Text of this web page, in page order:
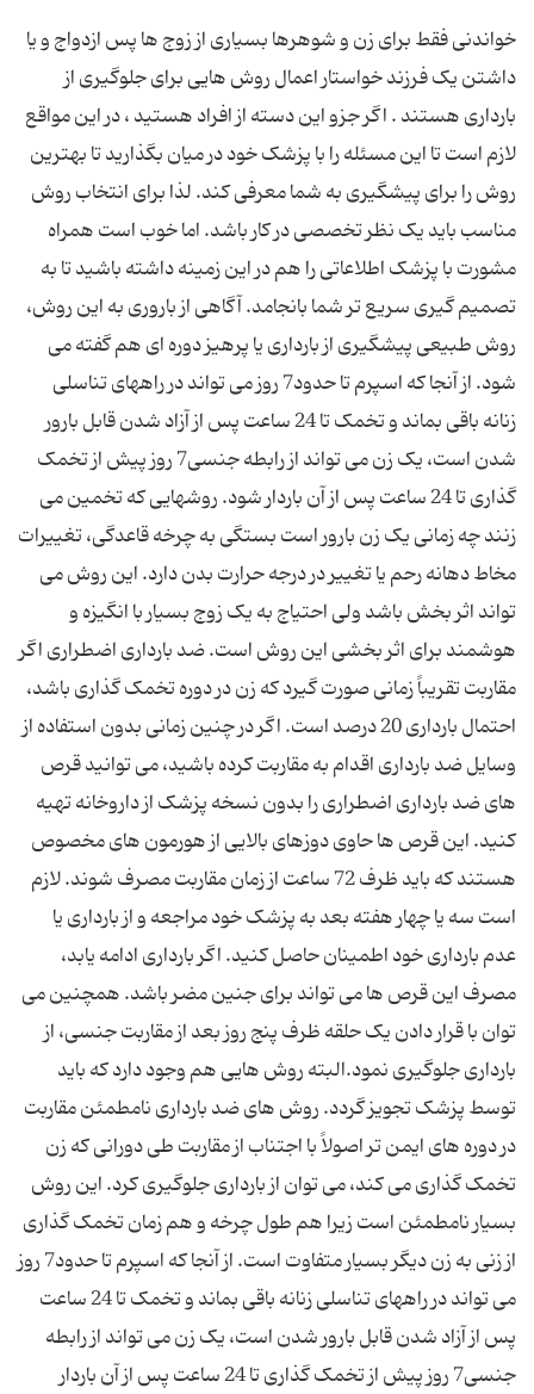
خواندنی فقط برای زن و شوهرها بسیاری از زوج ها پس ازدواج و یا
داشتن یک فرزند خواستار اعمال روش هایی برای جلوگیری از
بارداری هستند . اگر جزو این دسته از افراد هستید ، در این مواقع
لازم است تا این مسئله را با پزشک خود در میان بگذارید تا بهترین
روش را برای پیشگیری به شما معرفی کند. لذا برای انتخاب روش
مناسب باید یک نظر تخصصی در کار باشد. اما خوب است همراه
مشورت با پزشک اطلاعاتی را هم در این زمینه داشته باشید تا به
تصمیم گیری سریع تر شما بانجامد. آگاهی از باروری به این روش،
روش طبیعی پیشگیری از بارداری یا پرهیز دوره ای هم گفته می
شود. از آنجا که اسپرم تا حدود7 روز می تواند در راههای تناسلی
زنانه باقی بماند و تخمک تا 24 ساعت پس از آزاد شدن قابل بارور
شدن است، یک زن می تواند از رابطه جنسی7 روز پیش از تخمک
گذاری تا 24 ساعت پس از آن باردار شود. روشهایی که تخمین می
زنند چه زمانی یک زن بارور است بستگی به چرخه قاعدگی، تغییرات
مخاط دهانه رحم یا تغییر در درجه حرارت بدن دارد. این روش می
تواند اثر بخش باشد ولی احتیاج به یک زوج بسیار با انگیزه و
هوشمند برای اثر بخشی این روش است. ضد بارداری اضطراری اگر
مقاربت تقریباً زمانی صورت گیرد که زن در دوره تخمک گذاری باشد،
احتمال بارداری 20 درصد است. اگر در چنین زمانی بدون استفاده از
وسایل ضد بارداری اقدام به مقاربت کرده باشید، می توانید قرص
های ضد بارداری اضطراری را بدون نسخه پزشک از داروخانه تهیه
کنید. این قرص ها حاوی دوزهای بالایی از هورمون های مخصوص
هستند که باید ظرف 72 ساعت از زمان مقاربت مصرف شوند. لازم
است سه یا چهار هفته بعد به پزشک خود مراجعه و از بارداری یا
عدم بارداری خود اطمینان حاصل کنید. اگر بارداری ادامه یابد،
مصرف این قرص ها می تواند برای جنین مضر باشد. همچنین می
توان با قرار دادن یک حلقه ظرف پنج روز بعد از مقاربت جنسی، از
بارداری جلوگیری نمود.البته روش هایی هم وجود دارد که باید
توسط پزشک تجویز گردد. روش های ضد بارداری نامطمئن مقاربت
در دوره های ایمن تر اصولاً با اجتناب از مقاربت طی دورانی که زن
تخمک گذاری می کند، می توان از بارداری جلوگیری کرد. این روش
بسیار نامطمئن است زیرا هم طول چرخه و هم زمان تخمک گذاری
از زنی به زن دیگر بسیار متفاوت است. از آنجا که اسپرم تا حدود7 روز
می تواند در راههای تناسلی زنانه باقی بماند و تخمک تا 24 ساعت
پس از آزاد شدن قابل بارور شدن است، یک زن می تواند از رابطه
جنسی7 روز پیش از تخمک گذاری تا 24 ساعت پس از آن باردار